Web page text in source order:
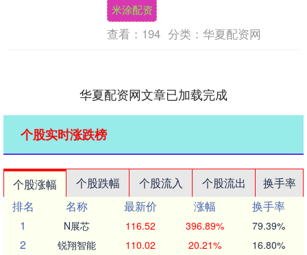
名记者Shams透露，勇士队球星追梦本....
米涂配资
查看： 194 分类： 华夏配资网
华夏配资网文章已加载完成
个股实时涨跌榜
个股涨幅 个股跌幅 个股流入 个股流出
换手率
排名
名称 最新价 涨幅
换手率
1
N展芯 116.52 396.89% 79.39%
2 锐翔智能 110.02 20.21% 16.80%